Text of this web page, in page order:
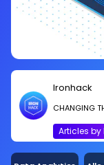
Ironhack
CHANGING
Articles